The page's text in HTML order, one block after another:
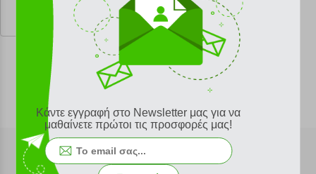
11.92 €
Ελάχιστη 30 ημερών 13.24 €
Προτεινόμενη λιανική 13.24 €
Κάντε εγγραφή στο Newsletter μας για να
μαθαίνετε πρώτοι τις προσφορές μας!